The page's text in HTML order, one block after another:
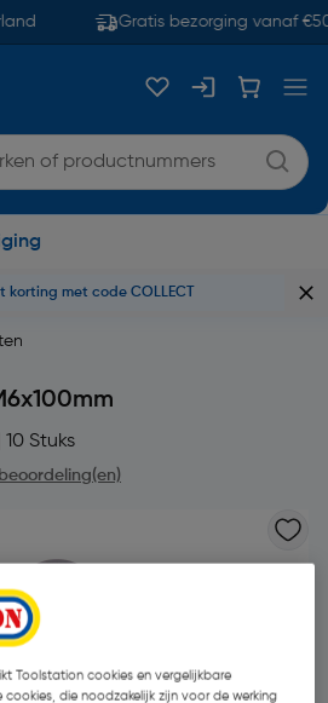
Gratis bezorging vanaf €50
korting met code COLLECT
| 10 Stuks
Toolstation cookies en vergelijkbare
die noodzakelijk zijn voor de werking